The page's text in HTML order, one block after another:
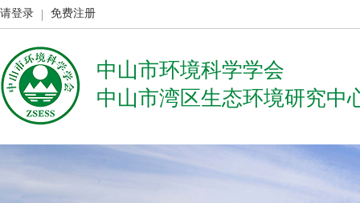
请登录 免费注册
中山市环境科学学会
中山市湾区生态环境研究中